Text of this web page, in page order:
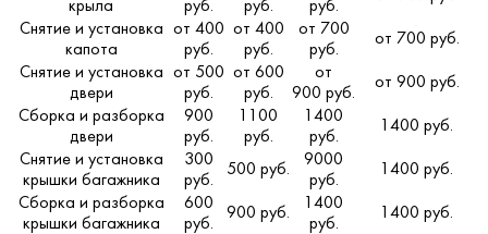
крыла
руб.
руб.
руб.
Снятие и установка
капота
от 400
руб.
от 400
руб.
от 700
руб.
от 700 руб.
Снятие и установка
двери
от 500
руб.
от 600
руб.
от
900 руб.
от 900 руб.
Сборка и разборка
двери
900
руб.
1100
руб.
1400
руб.
1400 руб.
Снятие и установка
крышки багажника
300
руб.
500 руб.
9000
руб.
1400 руб.
Сборка и разборка
крышки багажника
600
руб.
900 руб.
1400
руб.
1400 руб.